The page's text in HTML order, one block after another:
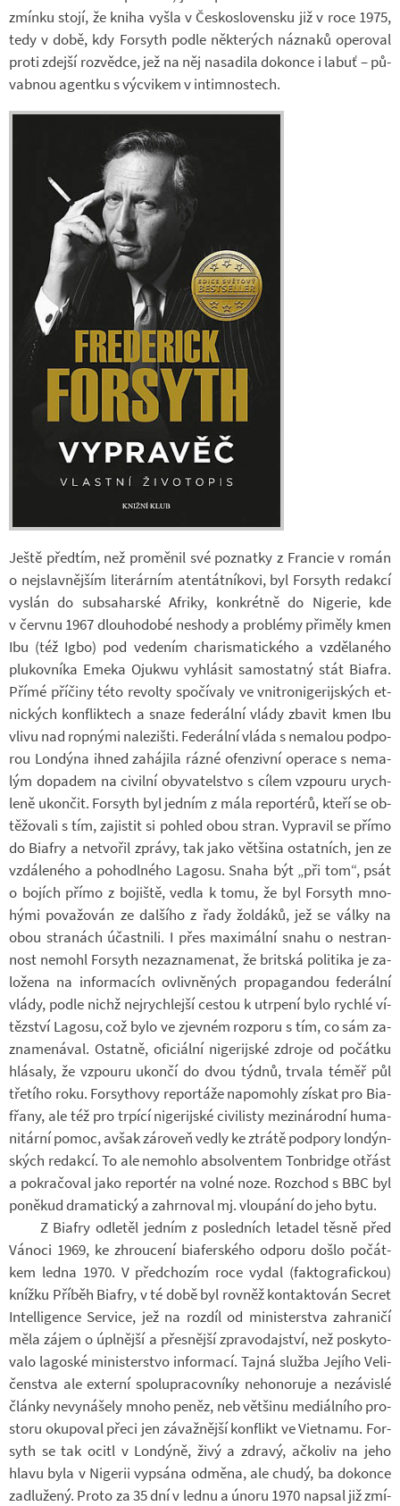
zmínku stojí, že kniha vyšla v Čes­ko­slo­ven­sku již v roce 1975,
tedy v době, kdy For­syth podle ně­kte­rých ná­znaků ope­ro­val
proti zdejší roz­vědce, jež na něj na­sa­dila do­konce i labuť – pů­
vab­nou agentku s vý­cvi­kem v in­tim­nos­tech.
Ještě před­tím, než pro­mě­nil své po­znatky z Fran­cie v román
o nej­slav­něj­ším li­te­rár­ním aten­tát­ní­kovi, byl For­syth re­dakcí
vy­slán do sub­sa­har­ské Af­riky, kon­krétně do Ni­ge­rie, kde
v červnu 1967 dlou­ho­dobé ne­shody a pro­blémy při­měly kmen
Ibu (též Igbo) pod ve­de­ním cha­risma­tic­kého a vzdě­la­ného
plu­kov­níka Emeka Ojukwu vy­hlá­sit sa­mo­statný stát Bi­afra.
Přímé pří­činy této re­volty spo­čí­valy ve vni­t­ro­ni­ge­rij­ských et­
nic­kých kon­flik­tech a snaze fe­de­rální vlády zba­vit kmen Ibu
vlivu nad rop­nými na­le­zišti. Fe­de­rální vláda s ne­ma­lou pod­po­
rou Lon­dýna ihned za­há­jila rázné ofen­zivní ope­race s ne­ma­
lým do­pa­dem na ci­vilní oby­va­tel­stvo s cílem vzpouru urych­
leně ukon­čit. For­syth byl jed­ním z mála re­por­térů, kteří se ob­
tě­žo­vali s tím, za­jis­tit si po­hled obou stran. Vy­pra­vil se přímo
do Bi­afry a ne­tvo­řil zprávy, tak jako vět­šina ostat­ních, jen ze
vzdá­le­ného a po­ho­dl­ného La­gosu. Snaha být „při tom“, psát
o bo­jích přímo z bo­jiště, vedla k tomu, že byl For­syth mno­
hými po­va­žo­ván ze dal­šího z řady žol­dáků, jež se války na
obou stra­nách účast­nili. I přes ma­xi­mální snahu o ne­stran­
nost ne­mohl For­syth ne­za­zna­me­nat, že brit­ská po­li­tika je za­
lo­žena na in­for­ma­cích ovliv­ně­ných pro­pa­gan­dou fe­de­rální
vlády, podle nichž nej­rych­lejší ces­tou k utr­pení bylo rychlé ví­
těz­ství La­gosu, což bylo ve zjev­ném roz­poru s tím, co sám za­
zna­me­ná­val. Ostatně, ofi­ci­ální ni­ge­rij­ské zdroje od po­čátku
hlá­saly, že vzpouru ukončí do dvou týdnů, tr­vala téměř půl
tře­tího roku. For­sy­thovy re­por­táže na­po­mohly zís­kat pro Bi­a­
fřany, ale též pro tr­pící ni­ge­rij­ské ci­vi­listy me­zi­ná­rodní hu­ma­
ni­tární pomoc, avšak zá­ro­veň vedly ke ztrátě pod­pory lon­dýn­
ských re­dakcí. To ale ne­mohlo ab­sol­ven­tem Tonbridge otřást
a po­kra­čo­val jako re­por­tér na volné noze. Roz­chod s BBC byl
po­ně­kud dra­ma­tický a za­hr­no­val mj. vlou­pání do jeho bytu.
Z Bi­afry od­le­těl jed­ním z po­sled­ních le­ta­del těsně před
Vá­noci 1969, ke zhrou­cení bi­a­fer­ského od­poru došlo po­čát­
kem ledna 1970. V před­cho­zím roce vydal (fak­to­gra­fic­kou)
knížku Pří­běh Bi­afry, v té době byl rov­něž kon­tak­to­ván Secret
In­tel­li­gence Ser­vice, jež na roz­díl od mi­nis­ter­stva za­hra­ničí
měla zájem o úpl­nější a přes­nější zpra­vo­daj­ství, než po­sky­to­
valo la­go­ské mi­nis­ter­stvo in­for­mací. Tajná služba Je­jího Ve­li­
čen­stva ale ex­terní spo­lu­pra­cov­níky ne­ho­no­ruje a ne­zá­vislé
články ne­vy­ná­šely mnoho peněz, neb vět­šinu me­di­ál­ního pro­
storu oku­po­val přeci jen zá­važ­nější kon­flikt ve Viet­namu. For­
syth se tak ocitl v Lon­dýně, živý a zdravý, ač­ko­liv na jeho
hlavu byla v Ni­ge­rii vy­psána od­měna, ale chudý, ba do­konce
za­dlu­žený. Proto za 35 dní v lednu a únoru 1970 na­psal již zmí­